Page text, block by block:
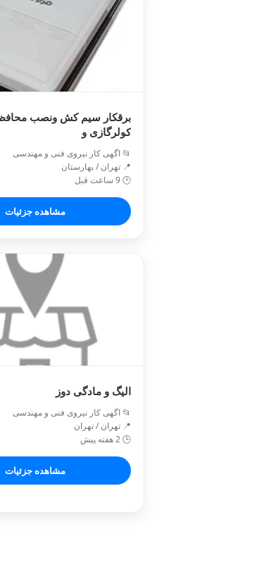
برقکار سیم کش ونصب
کولرگازی و
📂 اگهی کار نیروی فنی و مهندسی
📍 تهران / بهارستان
🕒 9 ساعت قبل
مشاهده جزئیات
الیگ و مادگی دوز
📂 اگهی کار نیروی فنی و مهندسی
📍 تهران / تهران
🕒 2 هفته پیش
مشاهده جزئیات